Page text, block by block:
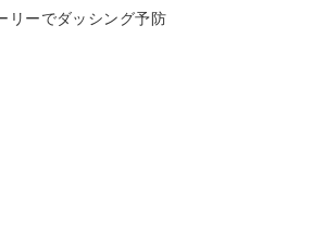
リーでダッシング予防